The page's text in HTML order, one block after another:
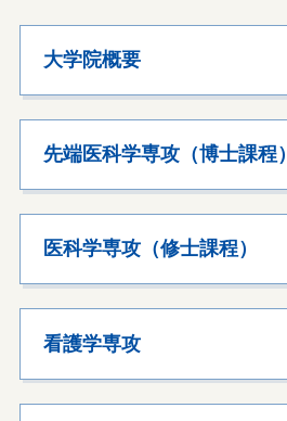
大学院概要
先端医科学専攻（博士課程）
医科学専攻（修士課程）
看護学専攻